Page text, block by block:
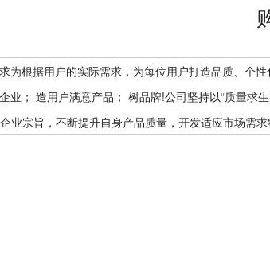
为根据用户的实际需求，为每位用户打造品质、个
业； 造用户满意产品； 树品牌!公司坚持以“质量求
业宗旨，不断提升自身产品质量，开发适应市场需